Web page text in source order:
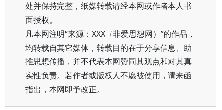
处并保持完整，纸媒转载请经本网或作者本人书
面授权。
凡本网注明“来源：XXX（非爱思想网）”的作品，
均转载自其它媒体，转载目的在于分享信息、助
推思想传播，并不代表本网赞同其观点和对其真
实性负责。若作者或版权人不愿被使用，请来函
指出，本网即予改正。